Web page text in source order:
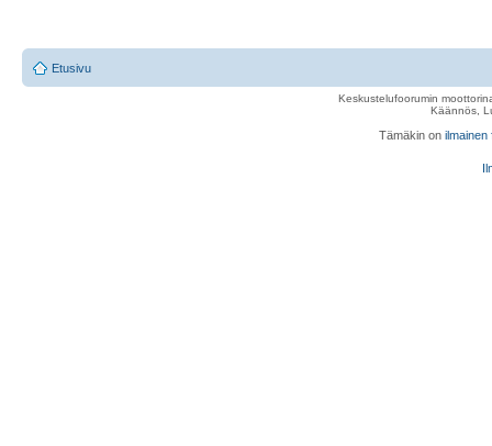
Etusivu
Keskustelufoorumin
Käännös,
Tämäkin on ilmainen